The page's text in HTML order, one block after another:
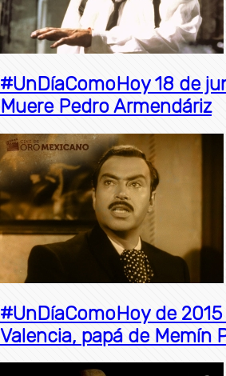
#UnDíaComoHoy 18 de
Muere Pedro Armendáriz
#UnDíaComoHoy de
Valencia, papá de Memín